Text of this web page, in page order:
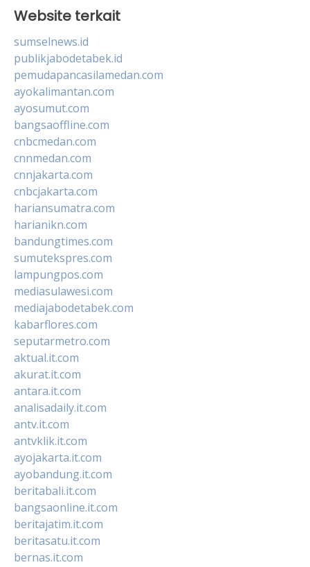
Website terkait
sumselnews.id
publikjabodetabek.id
pemudapancasilamedan.com
ayokalimantan.com
ayosumut.com
bangsaoffline.com
cnbcmedan.com
cnnmedan.com
cnnjakarta.com
cnbcjakarta.com
hariansumatra.com
harianikn.com
bandungtimes.com
sumutekspres.com
lampungpos.com
mediasulawesi.com
mediajabodetabek.com
kabarflores.com
seputarmetro.com
aktual.it.com
akurat.it.com
antara.it.com
analisadaily.it.com
antv.it.com
antvklik.it.com
ayojakarta.it.com
ayobandung.it.com
beritabali.it.com
bangsaonline.it.com
beritajatim.it.com
beritasatu.it.com
bernas.it.com